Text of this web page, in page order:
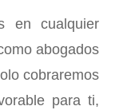
en cualquier
abogados
cobraremos
para ti,